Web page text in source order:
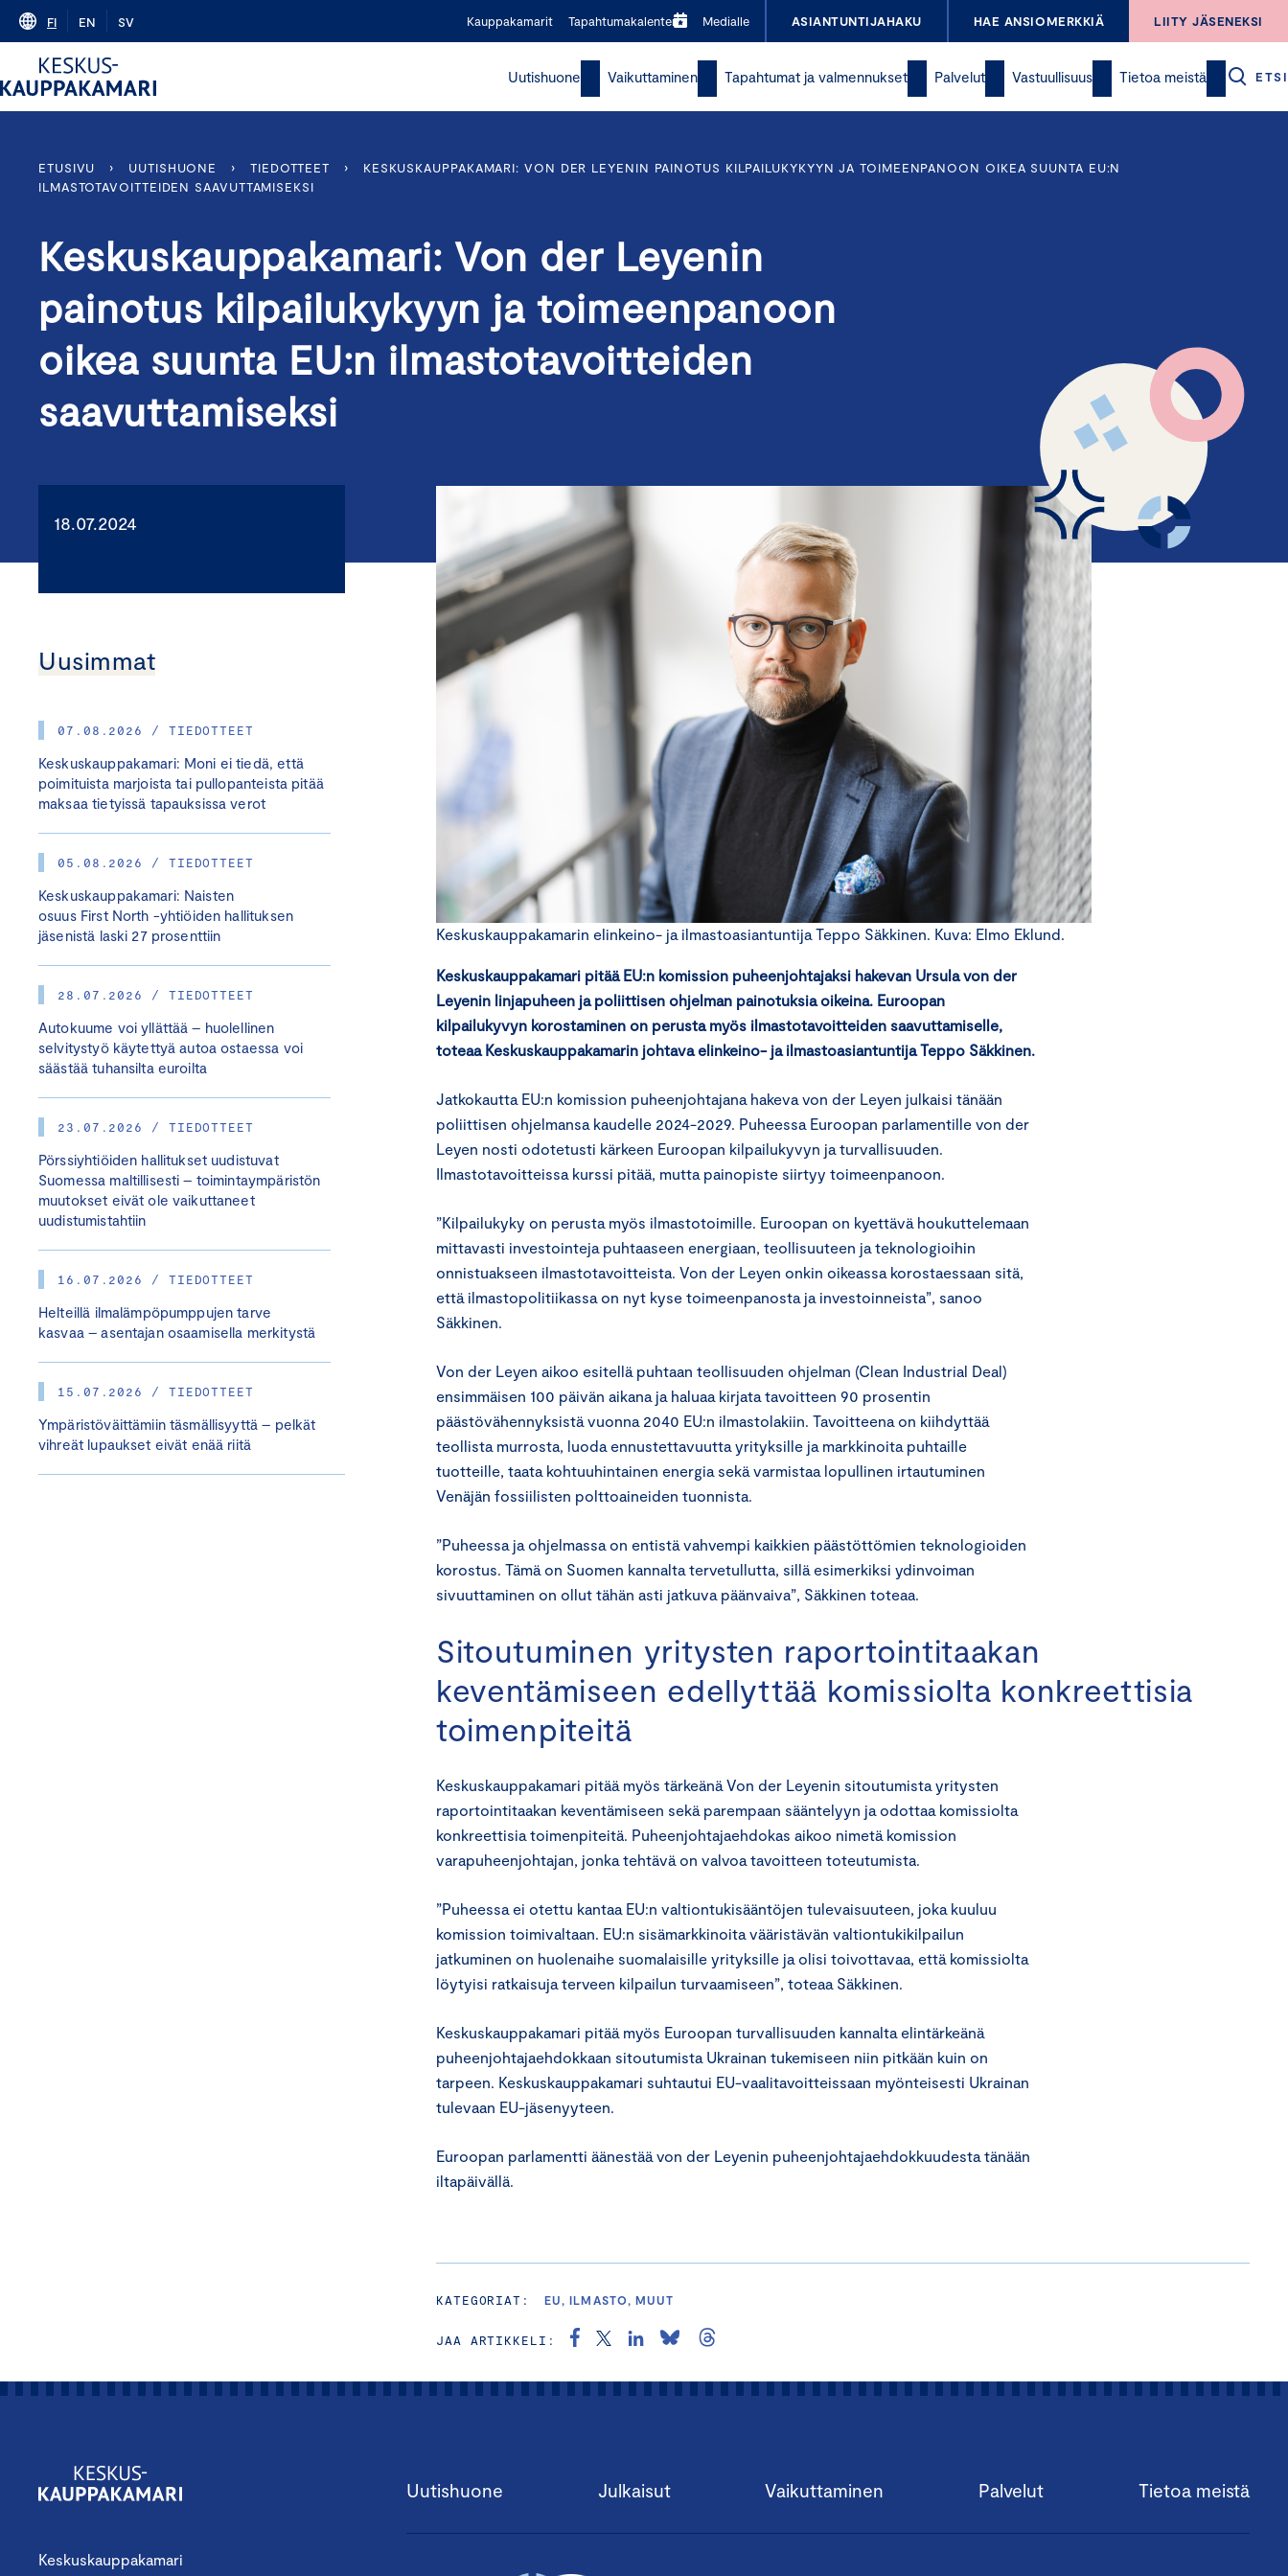
Skip
content
FI EN SV Kauppakamarit Tapahtumakalenteri Medialle ASIANTUNTIJAHAKU HAE ANSIOMERKKIÄ LIITY JÄSENEKSI
Uutishuone Vaikuttaminen Tapahtumat ja valmennukset Palvelut Vastuullisuus Tietoa meistä ETSI
ETUSIVU › UUTISHUONE › TIEDOTTEET ›
KESKUSKAUPPAKAMARI: VON DER LEYENIN PAINOTUS KILPAILUKYKYYN JA TOIMEENPANOON OIKEA SUUNTA EU:N
ILMASTOTAVOITTEIDEN SAAVUTTAMISEKSI
Keskuskauppakamari: Von der Leyenin
painotus kilpailukykyyn ja toimeenpanoon
oikea suunta EU:n ilmastotavoitteiden
saavuttamiseksi
18.07.2024
Uusimmat
07.08.2026 / TIEDOTTEET
Keskuskauppakamari: Moni ei tiedä, että
poimituista marjoista tai pullopanteista pitää
maksaa tietyissä tapauksissa verot
05.08.2026 / TIEDOTTEET
Keskuskauppakamari: Naisten
osuus First North -yhtiöiden hallituksen
jäsenistä laski 27 prosenttiin
28.07.2026 / TIEDOTTEET
Autokuume voi yllättää – huolellinen
selvitystyö käytettyä autoa ostaessa voi
säästää tuhansilta euroilta
23.07.2026 / TIEDOTTEET
Pörssiyhtiöiden hallitukset uudistuvat
Suomessa maltillisesti – toimintaympäristön
muutokset eivät ole vaikuttaneet
uudistumistahtiin
16.07.2026 / TIEDOTTEET
Helteillä ilmalämpöpumppujen tarve
kasvaa – asentajan osaamisella merkitystä
15.07.2026 / TIEDOTTEET
Ympäristöväittämiin täsmällisyyttä – pelkät
vihreät lupaukset eivät enää riitä
Keskuskauppakamarin elinkeino- ja ilmastoasiantuntija Teppo Säkkinen. Kuva: Elmo Eklund.
Keskuskauppakamari pitää EU:n komission puheenjohtajaksi hakevan Ursula von der
Leyenin linjapuheen ja poliittisen ohjelman painotuksia oikeina. Euroopan
kilpailukyvyn korostaminen on perusta myös ilmastotavoitteiden saavuttamiselle,
toteaa Keskuskauppakamarin johtava elinkeino- ja ilmastoasiantuntija Teppo Säkkinen.
Jatkokautta EU:n komission puheenjohtajana hakeva von der Leyen julkaisi tänään
poliittisen ohjelmansa kaudelle 2024-2029. Puheessa Euroopan parlamentille von der
Leyen nosti odotetusti kärkeen Euroopan kilpailukyvyn ja turvallisuuden.
Ilmastotavoitteissa kurssi pitää, mutta painopiste siirtyy toimeenpanoon.
”Kilpailukyky on perusta myös ilmastotoimille. Euroopan on kyettävä houkuttelemaan
mittavasti investointeja puhtaaseen energiaan, teollisuuteen ja teknologioihin
onnistuakseen ilmastotavoitteista. Von der Leyen onkin oikeassa korostaessaan sitä,
että ilmastopolitiikassa on nyt kyse toimeenpanosta ja investoinneista”, sanoo
Säkkinen.
Von der Leyen aikoo esitellä puhtaan teollisuuden ohjelman (Clean Industrial Deal)
ensimmäisen 100 päivän aikana ja haluaa kirjata tavoitteen 90 prosentin
päästövähennyksistä vuonna 2040 EU:n ilmastolakiin. Tavoitteena on kiihdyttää
teollista murrosta, luoda ennustettavuutta yrityksille ja markkinoita puhtaille
tuotteille, taata kohtuuhintainen energia sekä varmistaa lopullinen irtautuminen
Venäjän fossiilisten polttoaineiden tuonnista.
”Puheessa ja ohjelmassa on entistä vahvempi kaikkien päästöttömien teknologioiden
korostus. Tämä on Suomen kannalta tervetullutta, sillä esimerkiksi ydinvoiman
sivuuttaminen on ollut tähän asti jatkuva päänvaiva”, Säkkinen toteaa.
Sitoutuminen yritysten raportointitaakan
keventämiseen edellyttää komissiolta konkreettisia
toimenpiteitä
Keskuskauppakamari pitää myös tärkeänä Von der Leyenin sitoutumista yritysten
raportointitaakan keventämiseen sekä parempaan sääntelyyn ja odottaa komissiolta
konkreettisia toimenpiteitä. Puheenjohtajaehdokas aikoo nimetä komission
varapuheenjohtajan, jonka tehtävä on valvoa tavoitteen toteutumista.
”Puheessa ei otettu kantaa EU:n valtiontukisääntöjen tulevaisuuteen, joka kuuluu
komission toimivaltaan. EU:n sisämarkkinoita vääristävän valtiontukikilpailun
jatkuminen on huolenaihe suomalaisille yrityksille ja olisi toivottavaa, että komissiolta
löytyisi ratkaisuja terveen kilpailun turvaamiseen”, toteaa Säkkinen.
Keskuskauppakamari pitää myös Euroopan turvallisuuden kannalta elintärkeänä
puheenjohtajaehdokkaan sitoutumista Ukrainan tukemiseen niin pitkään kuin on
tarpeen. Keskuskauppakamari suhtautui EU-vaalitavoitteissaan myönteisesti Ukrainan
tulevaan EU-jäsenyyteen.
Euroopan parlamentti äänestää von der Leyenin puheenjohtajaehdokkuudesta tänään
iltapäivällä.
KATEGORIAT: EU, ILMASTO, MUUT
JAA ARTIKKELI:
Keskuskauppakamari
Uutishuone Julkaisut Vaikuttaminen Palvelut Tietoa meistä